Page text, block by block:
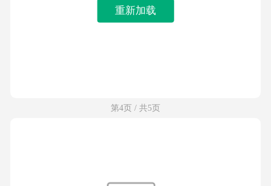
重新加载
第4页 / 共5页